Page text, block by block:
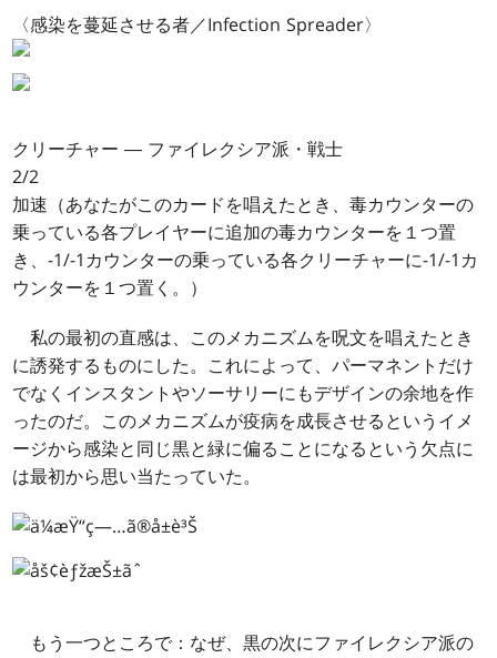
〈感染を蔓延させる者／Infection Spreader〉
クリーチャー ― ファイレクシア派・戦士
2/2
加速（あなたがこのカードを唱えたとき、毒カウンターの
乗っている各プレイヤーに追加の毒カウンターを１つ置
き、-1/-1カウンターの乗っている各クリーチャーに-1/-1カ
ウンターを１つ置く。）
私の最初の直感は、このメカニズムを呪文を唱えたとき
に誘発するものにした。これによって、パーマネントだけ
でなくインスタントやソーサリーにもデザインの余地を作
ったのだ。このメカニズムが疫病を成長させるというイメ
ージから感染と同じ黒と緑に偏ることになるという欠点に
は最初から思い当たっていた。
もう一つところで：なぜ、黒の次にファイレクシア派の